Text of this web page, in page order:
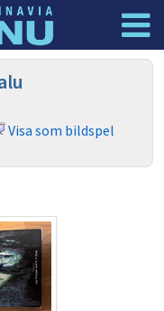
Visa som bildspel